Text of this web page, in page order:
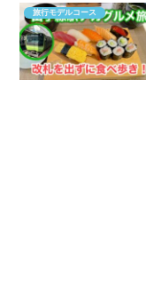
旅行モデルコース